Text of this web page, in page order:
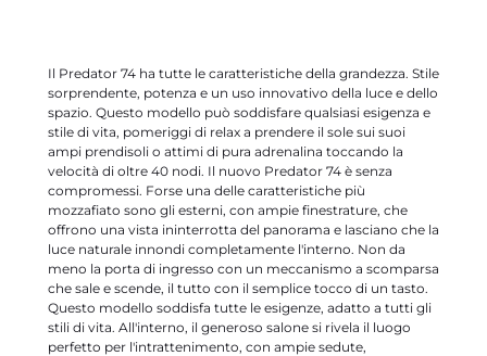
Il Predator 74 ha tutte le caratteristiche della grandezza. Stile
sorprendente, potenza e un uso innovativo della luce e dello
spazio. Questo modello può soddisfare qualsiasi esigenza e
stile di vita, pomeriggi di relax a prendere il sole sui suoi
ampi prendisoli o attimi di pura adrenalina toccando la
velocità di oltre 40 nodi. Il nuovo Predator 74 è senza
compromessi. Forse una delle caratteristiche più
mozzafiato sono gli esterni, con ampie finestrature, che
offrono una vista ininterrotta del panorama e lasciano che la
luce naturale innondi completamente l'interno. Non da
meno la porta di ingresso con un meccanismo a scomparsa
che sale e scende, il tutto con il semplice tocco di un tasto.
Questo modello soddisfa tutte le esigenze, adatto a tutti gli
stili di vita. All'interno, il generoso salone si rivela il luogo
perfetto per l'intrattenimento, con ampie sedute,